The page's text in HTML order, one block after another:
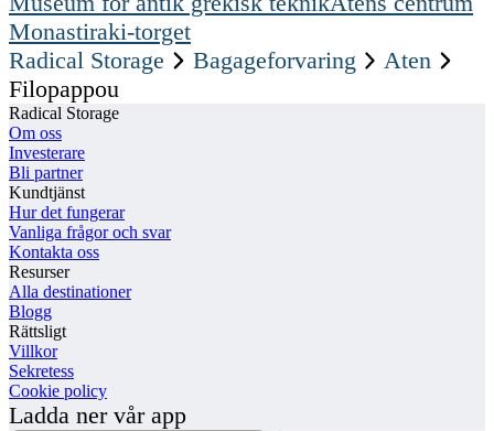
Monastiraki-torget
Radical Storage
Bagageforvaring
Aten
Filopappou
Radical Storage
Om oss
Investerare
Bli partner
Kundtjänst
Hur det fungerar
Vanliga frågor och svar
Kontakta oss
Resurser
Alla destinationer
Blogg
Rättsligt
Villkor
Sekretess
Cookie policy
Ladda ner vår app